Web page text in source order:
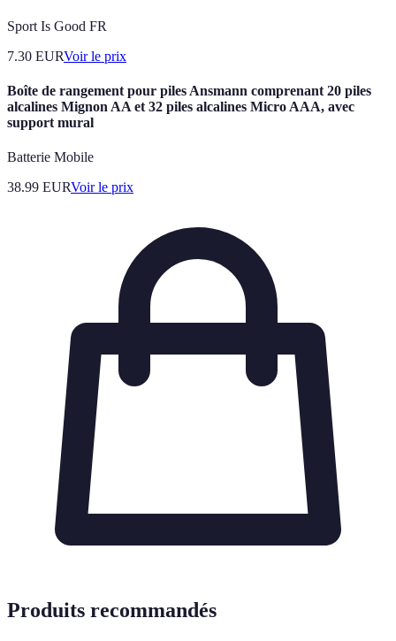
Sport Is Good FR
7.30 EURVoir le prix
Boîte de rangement pour piles Ansmann comprenant 20 piles
alcalines Mignon AA et 32 piles alcalines Micro AAA, avec
support mural
Batterie Mobile
38.99 EURVoir le prix
Produits recommandés